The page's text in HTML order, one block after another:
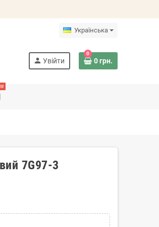
Українська
person Увійти
0
0 грн.
7G97-3